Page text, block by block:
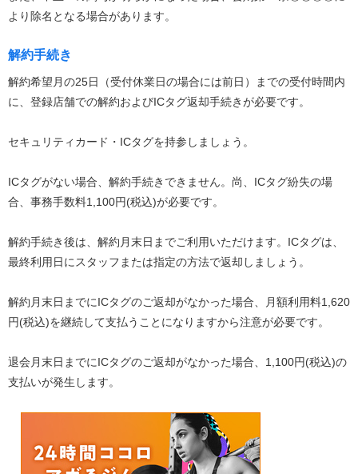
より除名となる場合があります。
解約手続き
解約希望月の25日（受付休業日の場合には前日）までの受付時間内
に、登録店舗での解約およびICタグ返却手続きが必要です。
セキュリティカード・ICタグを持参しましょう。
ICタグがない場合、解約手続きできません。尚、ICタグ紛失の場
合、事務手数料1,100円(税込)が必要です。
解約手続き後は、解約月末日までご利用いただけます。ICタグは、
最終利用日にスタッフまたは指定の方法で返却しましょう。
解約月末日までにICタグのご返却がなかった場合、月額利用料1,620
円(税込)を継続して支払うことになりますから注意が必要です。
退会月末日までにICタグのご返却がなかった場合、1,100円(税込)の
支払いが発生します。